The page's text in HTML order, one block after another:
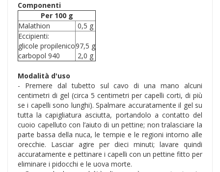
Componenti
Per 100 g
Malathion
0,5 g
Eccipienti:
glicole propilenico
carbopol 940
97,5 g
2,0 g
Modalità d'uso
- Premere dal tubetto sul cavo di una mano alcuni
centimetri di gel (circa 5 centimetri per capelli corti, di più
se i capelli sono lunghi). Spalmare accuratamente il gel su
tutta la capigliatura asciutta, portandolo a contatto del
cuoio capelluto con l’aiuto di un pettine; non tralasciare la
parte bassa della nuca, le tempie e le regioni intorno alle
orecchie. Lasciar agire per dieci minuti; lavare quindi
accuratamente e pettinare i capelli con un pettine fitto per
eliminare i pidocchi e le uova morte.